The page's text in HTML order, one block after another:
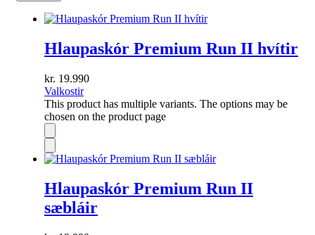
Hlaupaskór Premium Run II hvítir
kr. 19.990
Valkostir
This product has multiple variants. The options may be
chosen on the product page
Hlaupaskór Premium Run II
sæbláir